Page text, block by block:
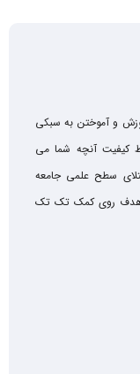
و آموختن به سبکی
کیفیت آنچه شما می
سطح علمی جامعه
هدف روی کمک تک تک